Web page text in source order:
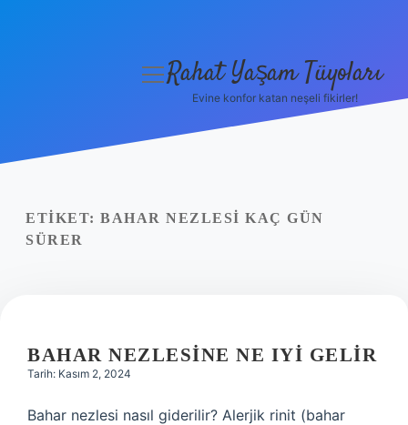
Yasal Uyarı
menüyü
Rahat Yaşam Tüyoları
Evine konfor katan neşeli fikirler!
ETIKET: BAHAR NEZLESI KAÇ GÜN
SÜRER
BAHAR NEZLESINE NE IYI GELIR
Tarih: Kasım 2, 2024
Bahar nezlesi nasıl giderilir? Alerjik rinit (bahar